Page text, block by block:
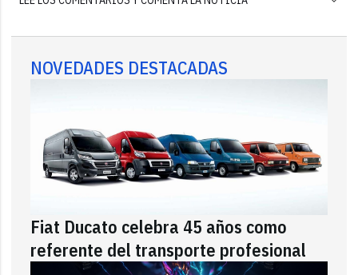
NOVEDADES DESTACADAS
Fiat Ducato celebra 45 años como
referente del transporte profesional